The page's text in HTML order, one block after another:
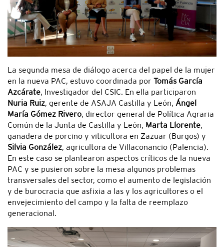
La segunda mesa de diálogo acerca del papel de la mujer
en la nueva PAC, estuvo coordinada por Tomás García
Azcárate, Investigador del CSIC. En ella participaron
Nuria Ruiz, gerente de ASAJA Castilla y León, Ángel
María Gómez Rivero, director general de Política Agraria
Común de la Junta de Castilla y León, Marta Llorente,
ganadera de porcino y viticultora en Zazuar (Burgos) y
Silvia González, agricultora de Villaconancio (Palencia).
En este caso se plantearon aspectos críticos de la nueva
PAC y se pusieron sobre la mesa algunos problemas
transversales del sector, como el aumento de legislación
y de burocracia que asfixia a las y los agricultores o el
envejecimiento del campo y la falta de reemplazo
generacional.